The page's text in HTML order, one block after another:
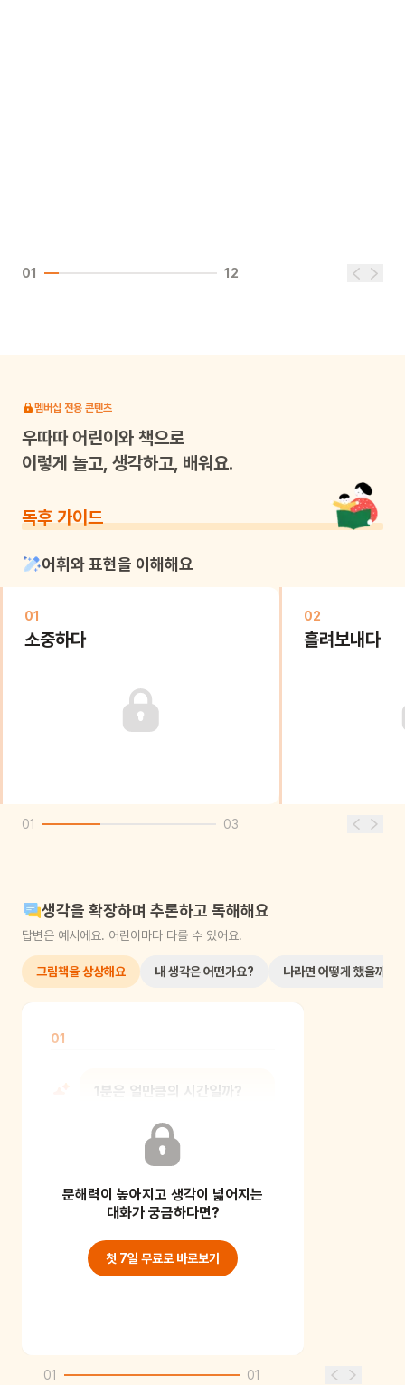
01 12
멤버십 전용 콘텐츠
우따따어린이와 책으로
이렇게 놀고, 생각하고, 배워요.
독후 가이드
어휘와 표현을 이해해요
01
소중하다
02
흘려보내다
01 03
생각을 확장하며 추론하고 독해해요
답변은 예시에요. 어린이마다 다를 수 있어요.
그림책을 상상해요 내 생각은 어떤가요? 나라면 어떻게 했을까요?
01
1분은 얼만큼의 시간일까?
책을 읽기 전 타이머나 스톱워치를
주세요.
문해력이 높아지고 생각이 넓어지는
대화가 궁금하다면?
첫 7일 무료로 바로보기
01 01